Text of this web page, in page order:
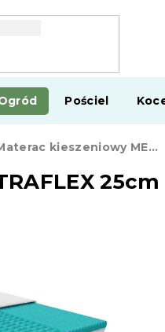
Pościel
Materac kieszeniowy MEMORY EXTRAFLEX 25cm 90 x 200 cm